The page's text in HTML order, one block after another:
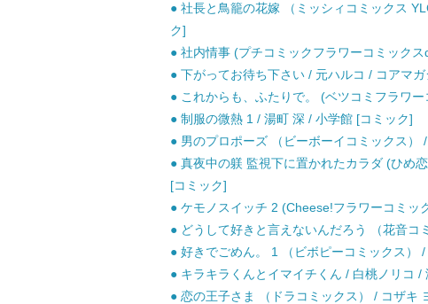
● 社長と鳥籠の花嫁 （ミッシィコミックス
ク]
● 社内情事 (プチコミックフラワーコミック
● 下がってお待ち下さい / 元ハルコ / コアマ
● これからも、ふたりで。 (ベツコミフラワ
● 制服の微熱 1 / 湯町 深 / 小学館 [コミック]
● 男のプロポーズ （ビーボーイコミックス）
● 真夜中の躾 監視下に置かれたカラダ (ひめ
[コミック]
● ケモノスイッチ 2 (Cheese!フラワーコミッ
● どうして好きと言えないんだろう （花音
● 好きでごめん。 1 （ビボピーコミックス）
● キラキラくんとイマイチくん / 白桃ノリコ /
● 恋の王子さま （ドラコミックス） / コザキ